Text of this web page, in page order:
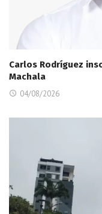
Carlos Rodríguez
Machala
04/08/2026